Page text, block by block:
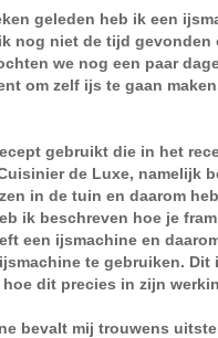
geleden heb ik een
nog niet de tijd gevonden
we nog een paar
om zelf ijs te gaan
gebruikt die in het
de Luxe, namelijk
in de tuin en daarom
ik beschreven hoe je
een ijsmachine en
te gebruiken.
dit precies in zijn
bevalt mij trouwens